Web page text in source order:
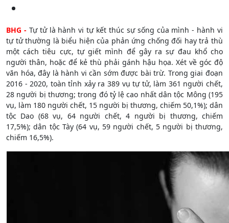
BHG -Tự tử là hành vi tự kết thúc sự sống của mình - hành vi
tự tử thường là biểu hiện của phản ứng chống đối hay trả thù
một cách tiêu cực, tự giết mình để gây ra sự đau khổ cho
người thân, hoặc để kẻ thù phải gánh hậu họa. Xét về góc độ
văn hóa, đây là hành vi cần sớm được bài trừ. Trong giai đoạn
2016 - 2020, toàn tỉnh xảy ra 389 vụ tự tử, làm 361 người chết,
28 người bị thương; trong đó tỷ lệ cao nhất dân tộc Mông (195
vụ, làm 180 người chết, 15 người bị thương, chiếm 50,1%); dân
tộc Dao (68 vụ, 64 người chết, 4 người bị thương, chiếm
17,5%); dân tộc Tày (64 vụ, 59 người chết, 5 người bị thương,
chiếm 16,5%).